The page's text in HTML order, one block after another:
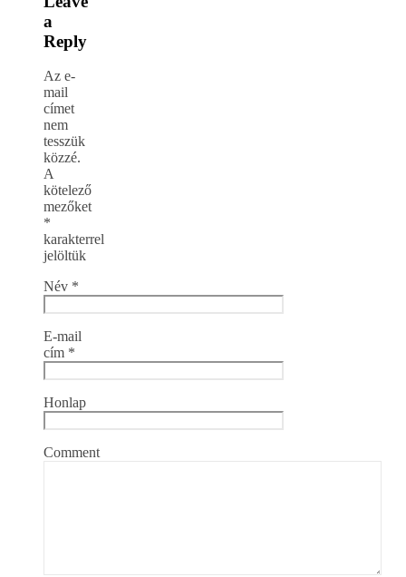
a
Reply
Az e-
mail
címet
nem
tesszük
közzé.
A
kötelező
mezőket
*
karakterrel
jelöltük
Név *
E-mail
cím *
Honlap
Comment